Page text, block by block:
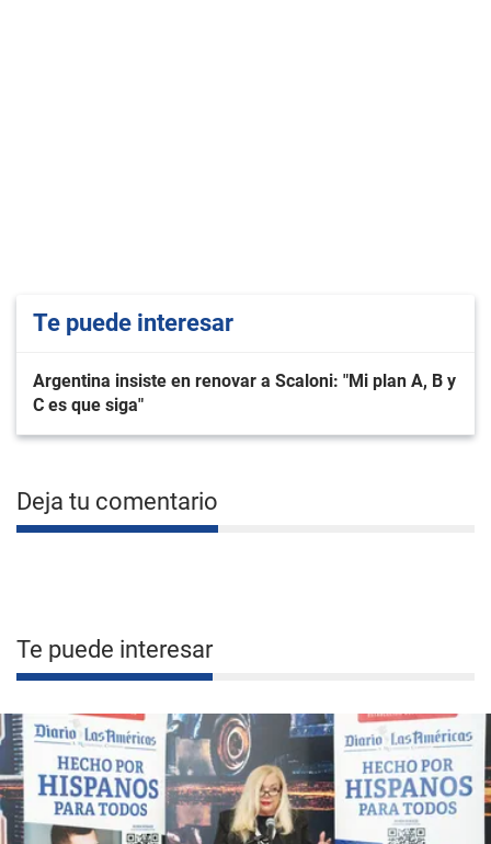
Te puede interesar
Argentina insiste en renovar a Scaloni: "Mi plan A, B y
C es que siga"
Deja tu comentario
Te puede interesar